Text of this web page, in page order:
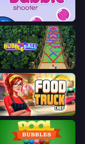
Bubble Shooter
Bubble Fall
Food Truck Chef™: A Fun Cooking Game